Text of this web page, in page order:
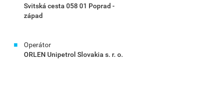
Svitská cesta 058 01 Poprad -
západ
Operátor
ORLEN Unipetrol Slovakia s. r. o.